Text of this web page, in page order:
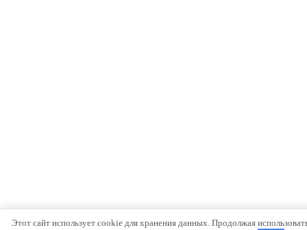
Этот сайт использует cookie для хранения данных. Продолжая